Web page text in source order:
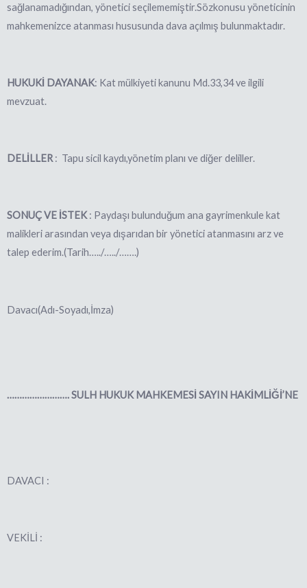
sağlanamadığından, yönetici seçilememiştir.Sözkonusu yöneticinin
mahkemenizce atanması hususunda dava açılmış bulunmaktadır.
HUKUKİ DAYANAK: Kat mülkiyeti kanunu Md.33,34 ve ilgili
mevzuat.
DELİLLER : Tapu sicil kaydı,yönetim planı ve diğer deliller.
SONUÇ VE İSTEK: Paydaşı bulunduğum ana gayrimenkule kat
malikleri arasından veya dışarıdan bir yönetici atanmasını arz ve
talep ederim.(Tarih…../…../…….)
Davacı(Adı-Soyadı,İmza)
…………………….SULH HUKUK MAHKEMESİ SAYIN HAKİMLİĞİ’NE
DAVACI :
VEKİLİ :